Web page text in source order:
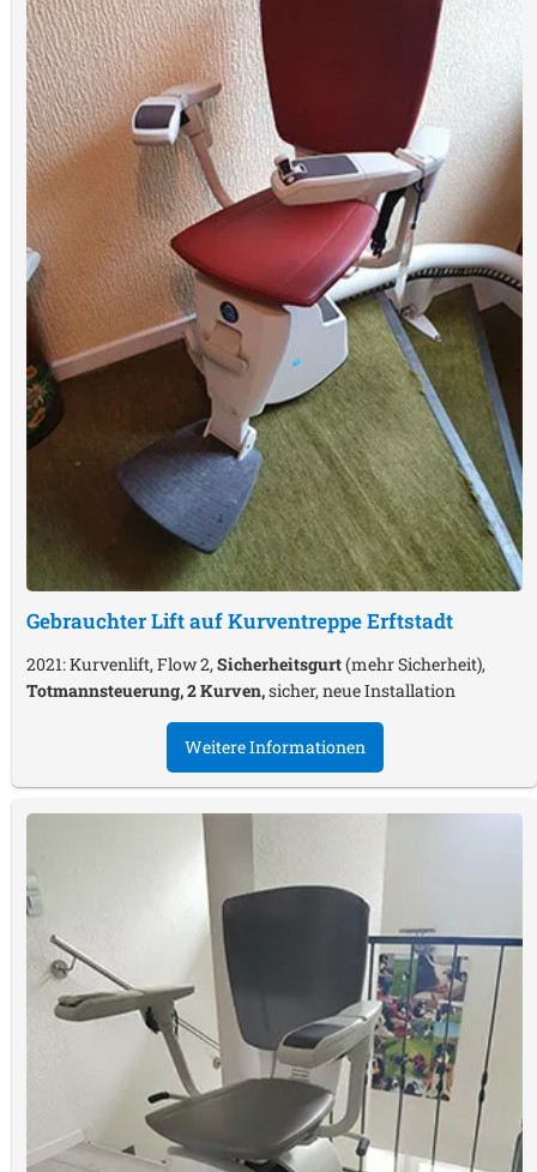
Gebrauchter Lift auf KurventreppeErftstadt
2021: Kurvenlift, Flow 2, Sicherheitsgurt(mehr Sicherheit),
Totmannsteuerung, 2 Kurven,sicher, neue Installation
Weitere Informationen